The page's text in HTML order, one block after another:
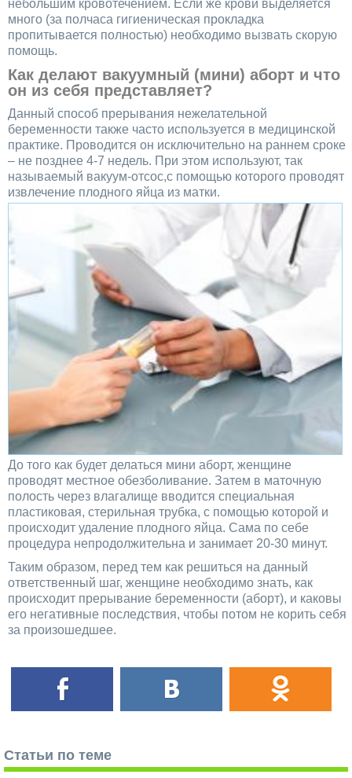
небольшим кровотечением. Если же крови выделяется
много (за полчаса гигиеническая прокладка
пропитывается полностью) необходимо вызвать скорую
помощь.
Как делают вакуумный (мини) аборт и что
он из себя представляет?
Данный способ прерывания нежелательной
беременности также часто используется в медицинской
практике. Проводится он исключительно на раннем сроке
– не позднее 4-7 недель. При этом используют, так
называемый вакуум-отсос,с помощью которого проводят
извлечение плодного яйца из матки.
До того как будет делаться мини аборт, женщине
проводят местное обезболивание. Затем в маточную
полость через влагалище вводится специальная
пластиковая, стерильная трубка, с помощью которой и
происходит удаление плодного яйца. Сама по себе
процедура непродолжительна и занимает 20-30 минут.
Таким образом, перед тем как решиться на данный
ответственный шаг, женщине необходимо знать, как
происходит прерывание беременности (аборт), и каковы
его негативные последствия, чтобы потом не корить себя
за произошедшее.
Статьи по теме